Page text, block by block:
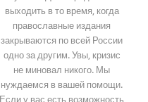
выходить в то время, когда
православные издания
закрываются по всей России
одно за другим. Увы, кризис
не миновал никого. Мы
нуждаемся в вашей помощи.
Если у вас есть возможность